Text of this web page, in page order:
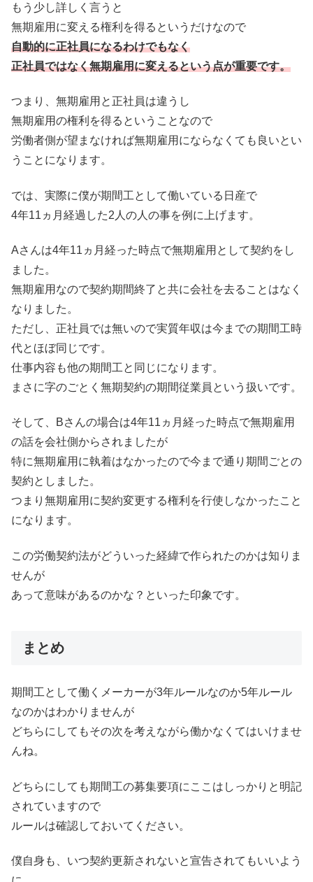
もう少し詳しく言うと
無期雇用に変える権利を得るというだけなので
自動的に正社員になるわけでもなく
正社員ではなく無期雇用に変えるという点が重要です。
つまり、無期雇用と正社員は違うし
無期雇用の権利を得るということなので
労働者側が望まなければ無期雇用にならなくても良いとい
うことになります。
では、実際に僕が期間工として働いている日産で
4年11ヵ月経過した2人の人の事を例に上げます。
Aさんは4年11ヵ月経った時点で無期雇用として契約をし
ました。
無期雇用なので契約期間終了と共に会社を去ることはなく
なりました。
ただし、正社員では無いので実質年収は今までの期間工時
代とほぼ同じです。
仕事内容も他の期間工と同じになります。
まさに字のごとく無期契約の期間従業員という扱いです。
そして、Bさんの場合は4年11ヵ月経った時点で無期雇用
の話を会社側からされましたが
特に無期雇用に執着はなかったので今まで通り期間ごとの
契約としました。
つまり無期雇用に契約変更する権利を行使しなかったこと
になります。
この労働契約法がどういった経緯で作られたのかは知りま
せんが
あって意味があるのかな？といった印象です。
まとめ
期間工として働くメーカーが3年ルールなのか5年ルール
なのかはわかりませんが
どちらにしてもその次を考えながら働かなくてはいけませ
んね。
どちらにしても期間工の募集要項にここはしっかりと明記
されていますので
ルールは確認しておいてください。
僕自身も、いつ契約更新されないと宣告されてもいいよう